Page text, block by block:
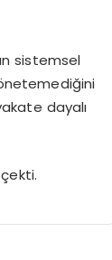
sistemsel
dayalı